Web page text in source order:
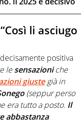
li asciugo
positiva
lesensazioniche
giustegià in
(seppur perso
era tutto a posto. Il
abbastanza